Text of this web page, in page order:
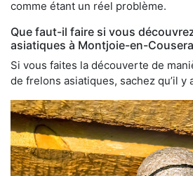
comme étant un réel problème.
Que faut-il faire si vous
asiatiques à Montjoie-en-
Si vous faites la découverte de
de frelons asiatiques, sachez qu’il y